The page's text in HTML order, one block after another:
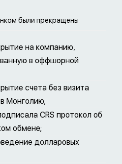
были прекращены
на компанию,
в оффшорной
счета без визита
Монголию;
CRS протокол об
обмене;
долларовых